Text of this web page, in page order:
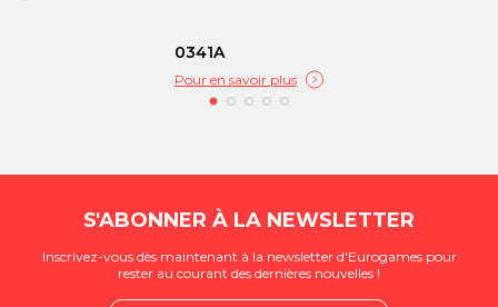
0341A
Pour en savoir plus
S'ABONNER À LA NEWSLETTER
Inscrivez-vous dès maintenant à la newsletter d'Eurogames pour
rester au courant des dernières nouvelles !